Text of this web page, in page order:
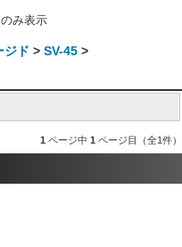
み表示
ジド > SV-45 >
1 ページ中 1 ページ目（全1件）